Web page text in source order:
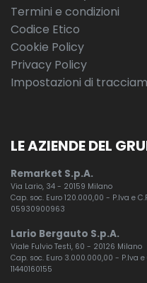
Termini e condizioni
Codice Etico
Cookie Policy
Privacy Policy
Impostazioni di
LE AZIENDE DEL
Remarket S.p.A.
Via Lario, 34 - 20159 Milano
Cap. soc. Euro 120.000,00 - P.Iva e
05930900963
Lario Bergauto S.p.A.
Viale Fulvio Testi, 60 - 20126 Milano
Cap. soc. Euro 3.000.000,00 - P.Iva e
11440160155